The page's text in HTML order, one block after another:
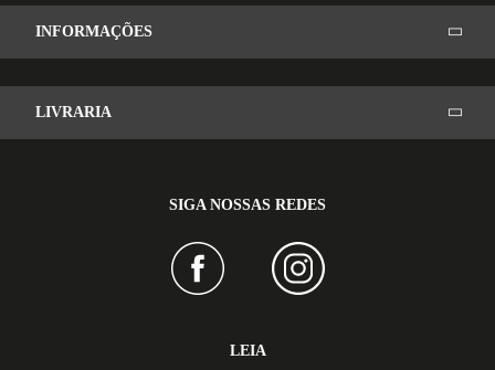
INFORMAÇÕES
LIVRARIA
SIGA NOSSAS REDES
LEIA